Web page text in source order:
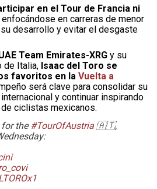
en el Tour de Francia ni
enfocándose en carreras de menor
desarrollo y evitar el desgaste
Team Emirates-XRG y su
de Italia, Isaac del Toro se
favoritos en la Vuelta a
será clave para consolidar su
y continuar inspirando
ciclistas mexicanos.
for the#TourOfAustria 🇦🇹,